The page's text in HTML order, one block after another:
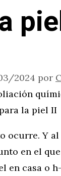
2024 por
ocurre. Y
en el
en casa o